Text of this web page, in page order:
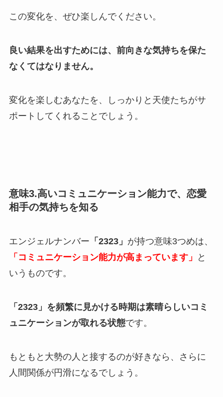
この変化を、ぜひ楽しんでください。
良い結果を出すためには、前向きな気持ちを保た
なくてはなりません。
変化を楽しむあなたを、しっかりと天使たちがサ
ポートしてくれることでしょう。
意味3.高いコミュニケーション能力で、恋愛
相手の気持ちを知る
エンジェルナンバー 「2323」 が持つ意味3つめは、
「コミュニケーション能力が高まっています」
と
いうものです。
「2323」を頻繁に見かける時期は素晴らしいコミ
ュニケーションが取れる状態です。
もともと大勢の人と接するのが好きなら、さらに
人間関係が円滑になるでしょう。